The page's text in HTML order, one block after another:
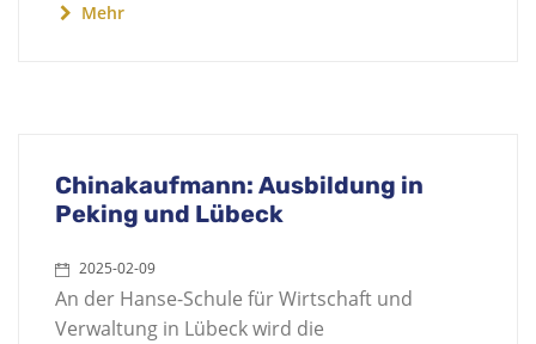
Mehr
Chinakaufmann: Ausbildung in
Peking und Lübeck
2025-02-09
An der Hanse-Schule für Wirtschaft und
Verwaltung in Lübeck wird die